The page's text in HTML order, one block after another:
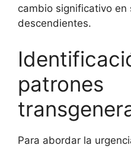
cambio significativo en
descendientes.
patrones
Para abordar la